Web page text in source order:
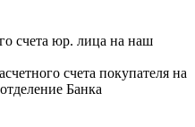
счета юр. лица на наш
счета покупателя на
Банка